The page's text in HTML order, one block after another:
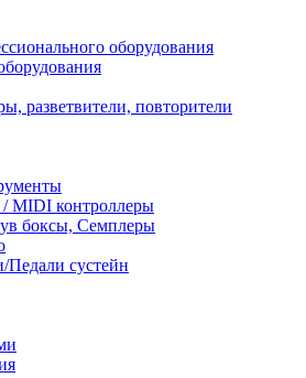
оборудования
разветвители, повторители
MIDI контроллеры
боксы, Семплеры
Педали сустейн